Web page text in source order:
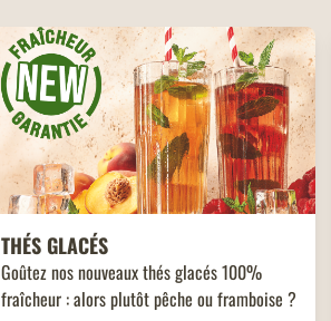
THÉS GLACÉS
Goûtez nos nouveaux thés glacés 100%
fraîcheur : alors plutôt pêche ou framboise ?